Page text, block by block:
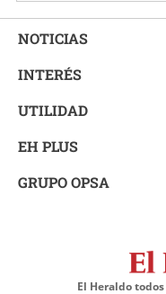
NOTICIAS
INTERÉS
UTILIDAD
EH PLUS
GRUPO OPSA
El Heraldo